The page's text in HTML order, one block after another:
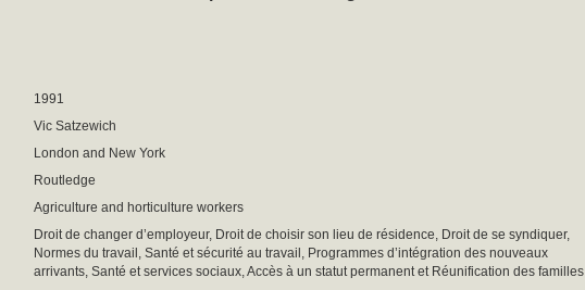
1991
Vic Satzewich
London and New York
Routledge
Agriculture and horticulture workers
Droit de changer d’employeur, Droit de choisir son lieu de résidence, Droit de se syndiquer,
Normes du travail, Santé et sécurité au travail, Programmes d’intégration des nouveaux
arrivants, Santé et services sociaux, Accès à un statut permanent et Réunification des familles